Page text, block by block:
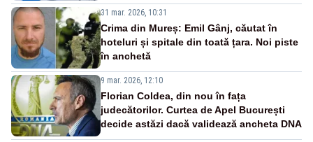
31 mar. 2026, 10:31
Crima din Mureș: Emil Gânj, căutat în
hoteluri și spitale din toată țara. Noi piste
în anchetă
9 mar. 2026, 12:10
Florian Coldea, din nou în fața
judecătorilor. Curtea de Apel București
decide astăzi dacă validează ancheta DNA